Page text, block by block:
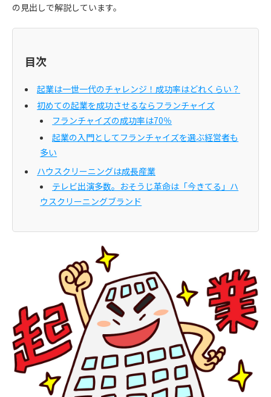
の見出しで解説しています。
目次
起業は一世一代のチャレンジ！成功率はどれくらい？
初めての起業を成功させるならフランチャイズ
フランチャイズの成功率は70％
起業の入門としてフランチャイズを選ぶ経営者も
多い
ハウスクリーニングは成長産業
テレビ出演多数。おそうじ革命は「今きてる」ハ
ウスクリーニングブランド